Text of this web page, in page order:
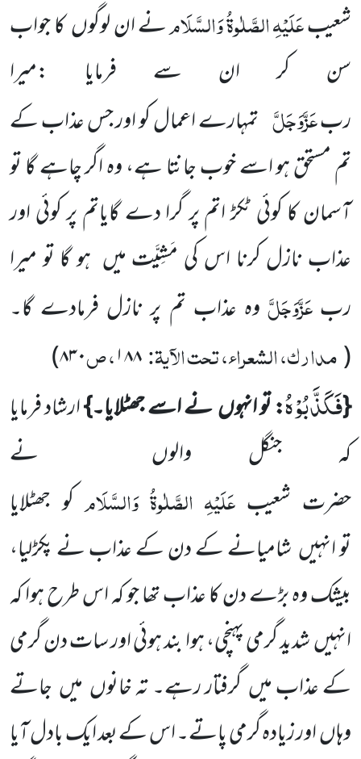
شعیبعَلَیْہِالصَّلٰوۃُوَالسَّلَامنے ان لوگوں کا جواب
سن کر ان سے فرمایا :میرا
ربعَزَّوَجَلَّ تمہارے اعمال کو اور جس عذاب کے
تم مستحق ہو اسے خوب جانتا ہے، وہ اگر چاہے گا تو
آسمان کا کوئی ٹکڑ اتم پر گرا دے گایاتم پر کوئی اور
عذاب نازل کرنا اس کی مَشِیَّت میں ہو گا تو میرا
ربعَزَّوَجَلَّوہ عذاب تم پر نازل فرمادے گا۔
(مدارک، الشعراء، تحت الآیۃ:۱۸۸، ص۸۳۰)
{فَكَذَّبُوْهُ: تو انہوں نے اسے جھٹلایا۔}ارشاد فرمایا
کہ جنگل والوں نے
حضرت شعیب عَلَیْہِ الصَّلٰوۃُ وَالسَّلَامکو جھٹلایا
تو انہیں شامیانے کے دن کے عذاب نے پکڑلیا،
بیشک وہ بڑے دن کا عذاب تھا جو کہ اس طرح ہوا کہ
انہیں شدید گرمیپہنچی، ہوا بند ہوئی اور سات دن گرمی
کے عذاب میں گرفتار رہے۔ تہ خانوں میں جاتے
وہاں اور زیادہ گرمی پاتے۔ اس کے بعد ایک بادل آیا